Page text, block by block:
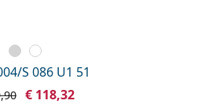
S 086 U1 51
€ 118,32